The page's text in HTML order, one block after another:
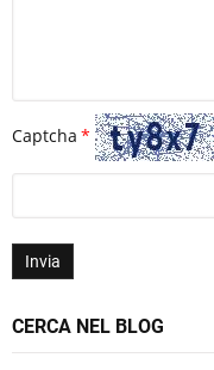
Captcha
Invia
CERCA NEL BLOG